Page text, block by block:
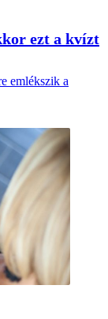
ezt a kvízt
emlékszik a